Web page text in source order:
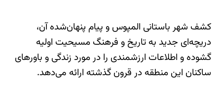
کشف شهر باستانی المپوس و پیام پنهان‌شده آن،
دریچه‌ای جدید به تاریخ و فرهنگ مسیحیت اولیه
گشوده و اطلاعات ارزشمندی را در مورد زندگی و باورهای
ساکنان این منطقه در قرون گذشته ارائه می‌دهد.